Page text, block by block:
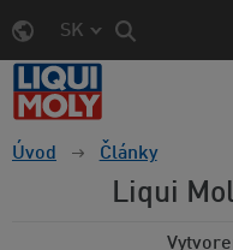
SK
Úvod Články
Liqui